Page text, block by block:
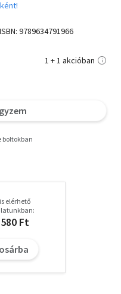
9789634791966
1 + 1 akcióban
boltokban
elérhető
Ft